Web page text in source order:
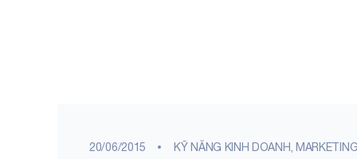
20/06/2015 KỸ NĂNG KINH DOANH,